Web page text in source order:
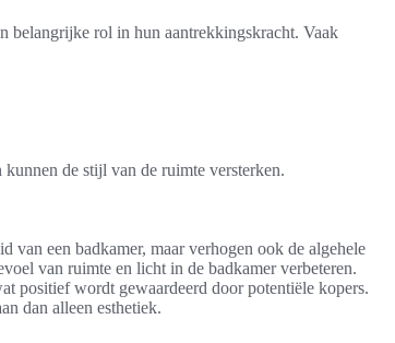
belangrijke rol in hun aantrekkingskracht. Vaak
de stijl van de ruimte versterken.
van een badkamer, maar verhogen ook de algehele
van ruimte en licht in de badkamer verbeteren.
positief wordt gewaardeerd door potentiële kopers.
dan alleen esthetiek.